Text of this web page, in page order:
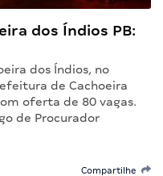
dos Índios PB:
dos Índios, no
de Cachoeira
oferta de 80 vagas.
de Procurador
Compartilhe